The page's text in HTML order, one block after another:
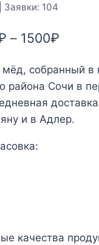
Заявки: 104
– 1500₽
–
1500₽
собранный в
района Сочи в
и в Адлер.
качества